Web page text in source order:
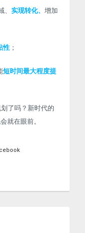
实现转化、 增加
性 ；
短时间最大程度提
了吗？新时代的
就在眼前。